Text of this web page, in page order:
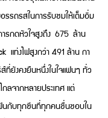
รรถรสในการรับชมให้เต็มอิ่ม
รกดหัวใจสูงถึง 675 ล้าน
แท่งไฟสูงกว่า 491 ล้าน กา
ยังคงยืนหนึ่งในใจแฟนๆ ทั่ว
ลจากหลายประเทศ แต่
นกับทุกซีนที่ทุกคนชื่นชอบใน